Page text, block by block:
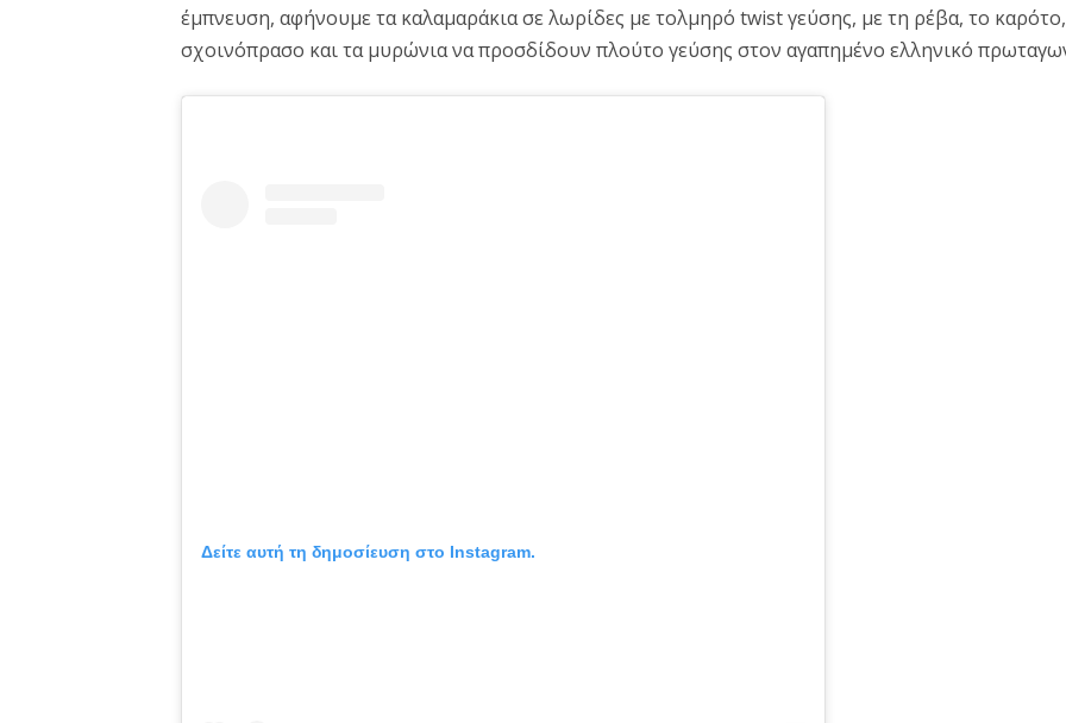
έμπνευση, αφήνουμε τα καλαμαράκια σε λωρίδες με τολμηρό twist γεύσης, με τη ρέβα, το
σχοινόπρασο και τα μυρώνια να προσδίδουν πλούτο γεύσης στον αγαπημένο ελληνικό
Δείτε αυτή τη δημοσίευση στο Instagram.